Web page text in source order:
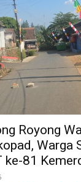
Royong
Warga
ke-81